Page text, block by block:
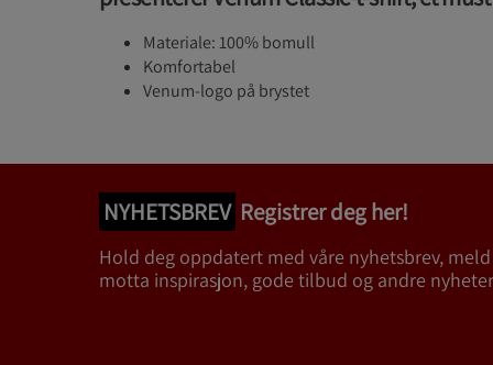
Materiale: 100% bomull
Komfortabel
Venum-logo på brystet
NYHETSBREV Registrer deg her!
Hold deg oppdatert med våre nyhetsbrev,
motta inspirasjon, gode tilbud og andre